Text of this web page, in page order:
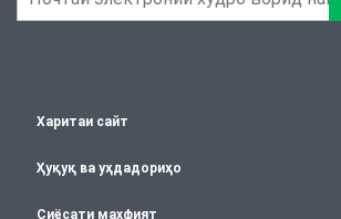
Харитаи сайт
Ҳуқуқ ва уҳдадориҳо
Сиёсати махфият